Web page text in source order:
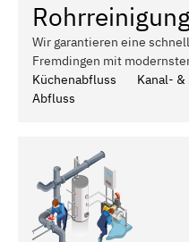
Rohrreinigung
Wir garantieren eine
Fremdingen mit
Küchenabfluss
Kanal-
Abfluss